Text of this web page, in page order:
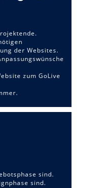
der Websites.
zum GoLive
sind.
sind.